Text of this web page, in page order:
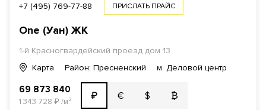
+7 (495) 769-77-88 ПРИСЛАТЬ ПРАЙС
One (Уан) ЖК
1-й Красногвардейский проезд дом 13
Карта
Район: Пресненский м. Деловой центр
69 873 840
1 343 728 ₽/м² ₽ € $ ₿